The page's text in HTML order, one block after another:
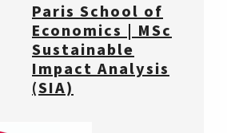
Paris School of
Economics | MSc
Sustainable
Impact Analysis
(SIA)